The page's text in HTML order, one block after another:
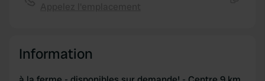
Information